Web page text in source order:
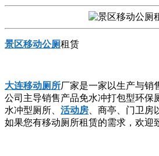
景区移动公厕租赁
大连移动厕所厂家是一家以生产与销
公司主导销售产品免水冲打包型环保
水冲型厕所、 活动房 、商亭、门卫房
如果您有移动厕所租赁的需求，欢迎